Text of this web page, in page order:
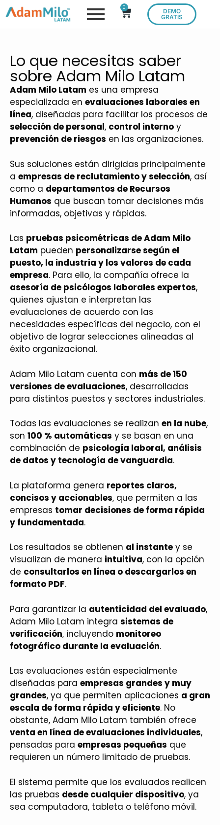
0
DEMO
GRATIS
Lo que necesitas saber
sobre Adam Milo Latam
Adam Milo Latam es una empresa
especializada en evaluaciones laborales en
línea, diseñadas para facilitar los procesos de
selección de personal, control interno y
prevención de riesgos en las organizaciones.
Sus soluciones están dirigidas principalmente
a empresas de reclutamiento y selección, así
como a departamentos de Recursos
Humanos que buscan tomar decisiones más
informadas, objetivas y rápidas.
Las pruebas psicométricas de Adam Milo
Latam pueden personalizarse según el
puesto, la industria y los valores de cada
empresa. Para ello, la compañía ofrece la
asesoría de psicólogos laborales expertos,
quienes ajustan e interpretan las
evaluaciones de acuerdo con las
necesidades específicas del negocio, con el
objetivo de lograr selecciones alineadas al
éxito organizacional.
Adam Milo Latam cuenta con más de 150
versiones de evaluaciones, desarrolladas
para distintos puestos y sectores industriales.
Todas las evaluaciones se realizan en la nube,
son 100 % automáticas y se basan en una
combinación de psicología laboral, análisis
de datos y tecnología de vanguardia.
La plataforma genera reportes claros,
concisos y accionables, que permiten a las
empresas tomar decisiones de forma rápida
y fundamentada.
Los resultados se obtienen al instante y se
visualizan de manera intuitiva, con la opción
de consultarlos en línea o descargarlos en
formato PDF.
Para garantizar la autenticidad del evaluado,
Adam Milo Latam integra sistemas de
verificación, incluyendo monitoreo
fotográfico durante la evaluación.
Las evaluaciones están especialmente
diseñadas para empresas grandes y muy
grandes, ya que permiten aplicaciones a gran
escala de forma rápida y eficiente. No
obstante, Adam Milo Latam también ofrece
venta en línea de evaluaciones individuales,
pensadas para empresas pequeñas que
requieren un número limitado de pruebas.
El sistema permite que los evaluados realicen
las pruebas desde cualquier dispositivo, ya
sea computadora, tableta o teléfono móvil.